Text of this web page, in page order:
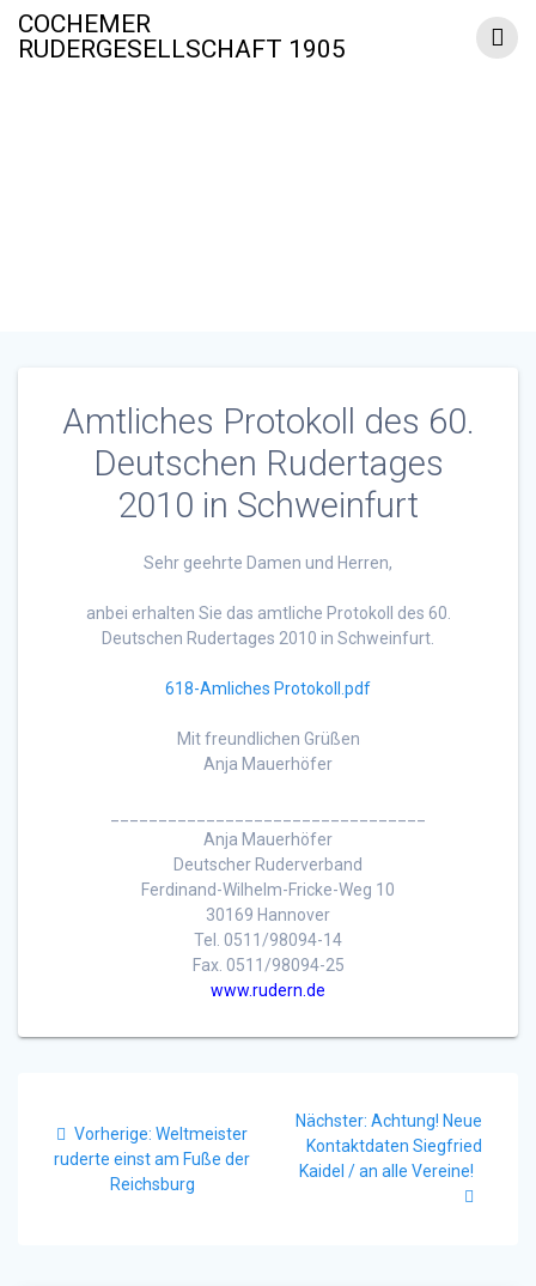
Inhalt
springen
COCHEMER
RUDERGESELLSCHAFT 1905
Amtliches Protokoll des 60.
Deutschen Rudertages
2010 in Schweinfurt
Sehr geehrte Damen und Herren,
anbei erhalten Sie das amtliche Protokoll des 60.
Deutschen Rudertages 2010 in Schweinfurt.
618-Amliches Protokoll.pdf
Mit freundlichen Grüßen
Anja Mauerhöfer
Anja Mauerhöfer
Deutscher Ruderverband
Ferdinand-Wilhelm-Fricke-Weg 10
30169 Hannover
Tel. 0511/98094-14
Fax. 0511/98094-25
www.rudern.de
Vorherige: Vorheriger
Beitrag:
Weltmeister
ruderte einst am Fuße der
Reichsburg
Nächster: Nächster
Beitrag:
Achtung! Neue
Kontaktdaten Siegfried
Kaidel / an alle Vereine!